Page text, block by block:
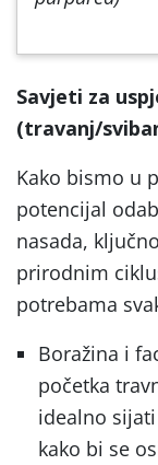
Savjeti za
(travanj/
Kako bismo u
potencijal
nasada,
prirodnim
potrebama
Boražina i
početka
idealno
kako bi se